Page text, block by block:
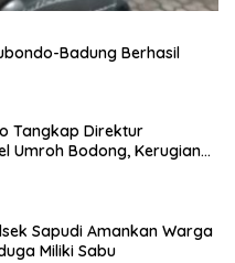
Badung Berhasil
Tangkap Direktur
Umroh Bodong, Kerugian
Sapudi Amankan Warga
Miliki Sabu